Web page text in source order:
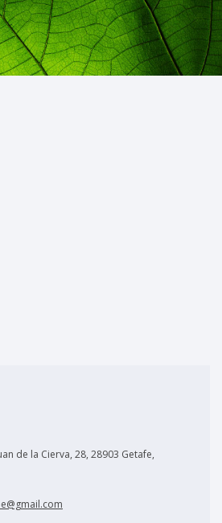
de la Cierva, 28, 28903 Getafe,